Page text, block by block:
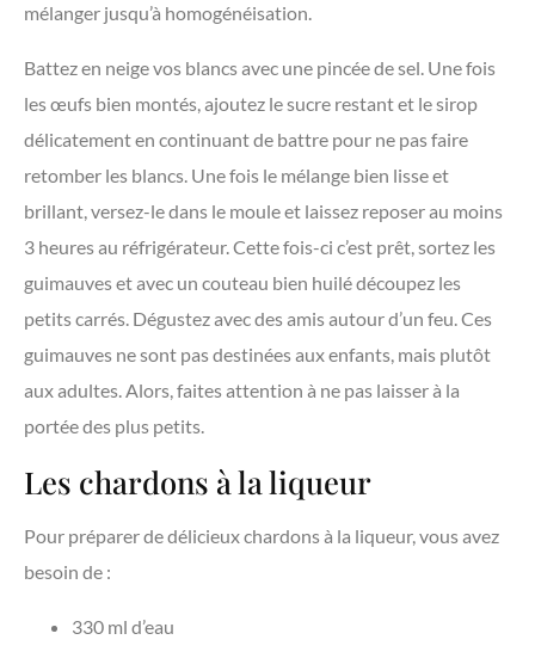
mélanger jusqu’à homogénéisation.
Battez en neige vos blancs avec une pincée de sel. Une fois
les œufs bien montés, ajoutez le sucre restant et le sirop
délicatement en continuant de battre pour ne pas faire
retomber les blancs. Une fois le mélange bien lisse et
brillant, versez-le dans le moule et laissez reposer au moins
3 heures au réfrigérateur. Cette fois-ci c’est prêt, sortez les
guimauves et avec un couteau bien huilé découpez les
petits carrés. Dégustez avec des amis autour d’un feu. Ces
guimauves ne sont pas destinées aux enfants, mais plutôt
aux adultes. Alors, faites attention à ne pas laisser à la
portée des plus petits.
Les chardons à la liqueur
Pour préparer de délicieux chardons à la liqueur, vous avez
besoin de :
330 ml d’eau